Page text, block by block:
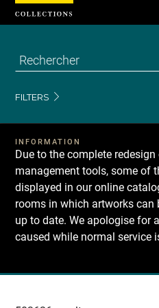
FILTERS
INFORMATION
Due to the complete
management tools, some of
displayed in our online
rooms in which artworks can
up to date. We apologise for
caused while normal service
Recherche
Cookies management panel